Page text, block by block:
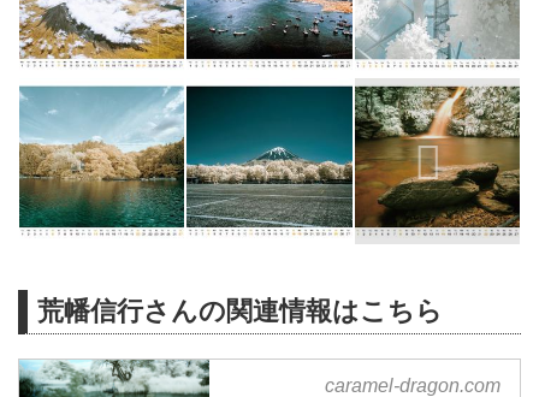
→12/10(木)発送予定
●12/16(水)午前9時までのご注文
→1...
荒幡信行さんの関連情報はこちら
caramel-dragon.com